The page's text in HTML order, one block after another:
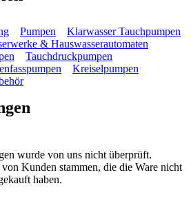
Pumpen
Klarwasser Tauchpumpen
& Hauswasserautomaten
Tauchdruckpumpen
Kreiselpumpen
wurde von uns nicht überprüft.
Kunden stammen, die die Ware nicht
haben.